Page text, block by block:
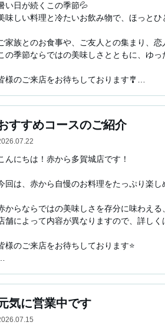
い日が続くこの季節💦
味しい料理と冷たいお飲み物で、ほっとひ
家族とのお食事や、ご友人との集まり、
の季節ならではの美味しさとともに、ゆ
様のご来店をお待ちしております🎐
慢の鍋や焼肉を中心に、お食事やご飯は
すすめコースのご紹介
んにちは！赤から多賀城店です！
回は、赤から自慢のお料理をたっぷり楽
からならではの美味しさを存分に味わえ
舗によって内容が異なりますので、詳し
様のご来店をお待ちしております⭐
慢の鍋や焼肉を中心に、お食事やご飯は
様のご来店を心よりお待ちしております。
気に営業中です